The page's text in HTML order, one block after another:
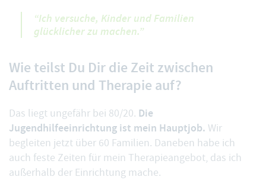
“Ich versuche, Kinder und Familien
glücklicher zu machen.”
Wie teilst Du Dir die Zeit zwischen
Auftritten und Therapie auf?
Das liegt ungefähr bei 80/20. Die
Jugendhilfeeinrichtung ist mein Hauptjob. Wir
begleiten jetzt über 60 Familien. Daneben habe ich
auch feste Zeiten für mein Therapieangebot, das ich
außerhalb der Einrichtung mache.